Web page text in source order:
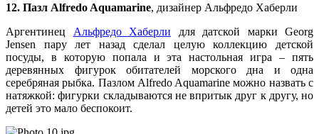
12. Пазл Alfredo Aquamarine, дизайнер Альфредо Хаберли
Аргентинец Альфредо Хаберли для датской марки Georg
Jensen пару лет назад сделал целую коллекцию детской
посуды, в которую попала и эта настольная игра – пять
деревянных фигурок обитателей морского дна и одна
серебряная рыбка. Пазлом Alfredo Aquamarine можно назвать с
натяжкой: фигурки складываются не впритык друг к другу, но
детей это мало беспокоит.